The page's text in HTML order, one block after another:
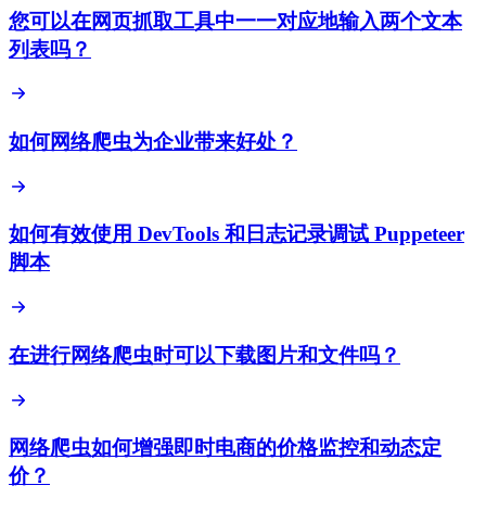
您可以在网页抓取工具中一一对应地输入两个文本
列表吗？
如何网络爬虫为企业带来好处？
如何有效使用 DevTools 和日志记录调试 Puppeteer
脚本
在进行网络爬虫时可以下载图片和文件吗？
网络爬虫如何增强即时电商的价格监控和动态定
价？